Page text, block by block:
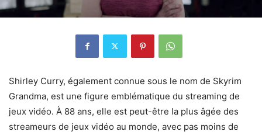
Shirley Curry, également connue sous le nom de Skyrim
Grandma, est une figure emblématique du streaming de
jeux vidéo. À 88 ans, elle est peut-être la plus âgée des
streameurs de jeux vidéo au monde, avec pas moins de